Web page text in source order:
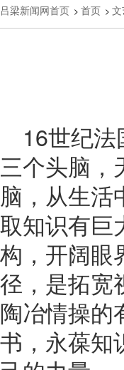
吕梁新闻网首页 > 首页 >
16世纪
三个头脑，
脑，从生活
取知识有巨
构，开阔眼
径，是拓宽
陶冶情操的
书，永葆知